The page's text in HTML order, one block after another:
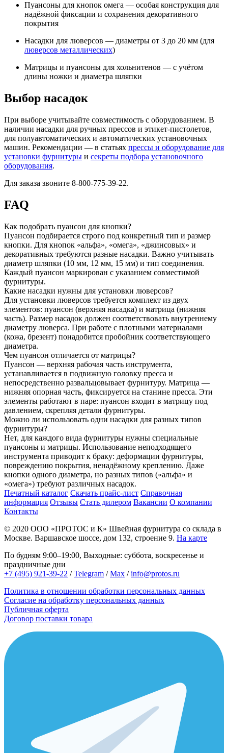
Пуансоны для кнопок омега — особая конструкция для
надёжной фиксации и сохранения декоративного
покрытия
Насадки для люверсов — диаметры от 3 до 20 мм (для
люверсов металлических)
Матрицы и пуансоны для хольнитенов — с учётом
длины ножки и диаметра шляпки
Выбор насадок
При выборе учитывайте совместимость с оборудованием. В
наличии насадки для ручных прессов и этикет-пистолетов,
для полуавтоматических и автоматических установочных
машин. Рекомендации — в статьях прессы и оборудование для
установки фурнитуры и секреты подбора установочного
оборудования.
Для заказа звоните 8-800-775-39-22.
FAQ
Как подобрать пуансон для кнопки?
Пуансон подбирается строго под конкретный тип и размер
кнопки. Для кнопок «альфа», «омега», «джинсовых» и
декоративных требуются разные насадки. Важно учитывать
диаметр шляпки (10 мм, 12 мм, 15 мм) и тип соединения.
Каждый пуансон маркирован с указанием совместимой
фурнитуры.
Какие насадки нужны для установки люверсов?
Для установки люверсов требуется комплект из двух
элементов: пуансон (верхняя насадка) и матрица (нижняя
часть). Размер насадок должен соответствовать внутреннему
диаметру люверса. При работе с плотными материалами
(кожа, брезент) понадобится пробойник соответствующего
диаметра.
Чем пуансон отличается от матрицы?
Пуансон — верхняя рабочая часть инструмента,
устанавливается в подвижную головку пресса и
непосредственно развальцовывает фурнитуру. Матрица —
нижняя опорная часть, фиксируется на станине пресса. Эти
элементы работают в паре: пуансон входит в матрицу под
давлением, скрепляя детали фурнитуры.
Можно ли использовать одни насадки для разных типов
фурнитуры?
Нет, для каждого вида фурнитуры нужны специальные
пуансоны и матрицы. Использование неподходящего
инструмента приводит к браку: деформации фурнитуры,
повреждению покрытия, ненадёжному креплению. Даже
кнопки одного диаметра, но разных типов («альфа» и
«омега») требуют различных насадок.
Печатный каталог Скачать прайс-лист Справочная
информация Отзывы Стать дилером Вакансии О компании
Контакты
© 2020 ООО «ПРОТОС и К» Швейная фурнитура со склада в
Москве. Варшавское шоссе, дом 132, строение 9. На карте
По будням 9:00–19:00, Выходные: суббота, воскресенье и
праздничные дни
+7 (495) 921-39-22 /Telegram /Max /info@protos.ru
Политика в отношении обработки персональных данных
Согласие на обработку персональных данных
Публичная оферта
Договор поставки товара